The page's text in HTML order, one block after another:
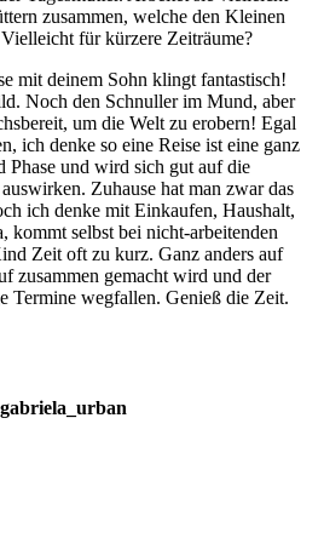
zusammen, welche den Kleinen
für kürzere Zeiträume?
mit deinem Sohn klingt fantastisch!
Noch den Schnuller im Mund, aber
um die Welt zu erobern! Egal
ich denke so eine Reise ist eine ganz
Phase und wird sich gut auf die
Zuhause hat man zwar das
ich denke mit Einkaufen, Haushalt,
kommt selbst bei nicht-arbeitenden
Zeit oft zu kurz. Ganz anders auf
zusammen gemacht wird und der
Termine wegfallen. Genieß die Zeit.